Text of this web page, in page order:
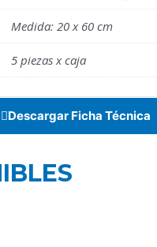
Medida: 20 x 60 cm
5 piezas x caja
Descargar Ficha Técnica